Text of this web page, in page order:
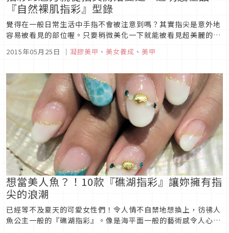
『自然裸肌指彩』型錄
覺得在一般日常生活中手指不會被注意到嗎？其實指尖是意外地
容易被看見的部位喔。只要稍微美化一下就能被看見超美麗的指
膚色的裸粉色，前端的法式縮短成幅度較小，非常自然的法式指
漸層指彩超級漂亮的珊...
2015年05月25日 ｜ 凝膠美甲 、 美女養成 、 美甲
想當美人魚？！10款『礁湖指彩』讓妳擁有指
尖的浪潮
已經等不及夏天的可愛女性們！令人情不自禁地想換上，彷彿人
魚公主一般的『礁湖指彩』。像是海平面一般的藝術感令人心動